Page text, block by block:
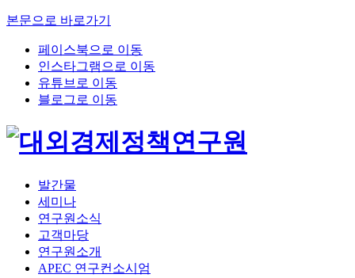
본문으로 바로가기
페이스북으로 이동
인스타그램으로 이동
유튜브로 이동
블로그로 이동
발간물
세미나
연구원소식
고객마당
연구원소개
APEC 연구컨소시엄